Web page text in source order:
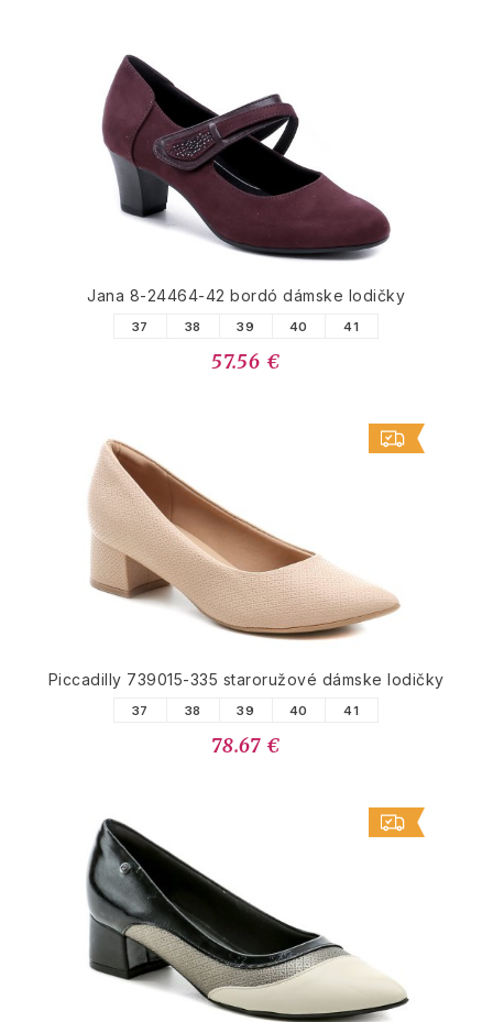
Jana 8-24464-42 bordó dámske lodičky
37 38 39 40 41
57.56 €
Piccadilly 739015-335 staroružové dámske lodičky
37 38 39 40 41
78.67 €